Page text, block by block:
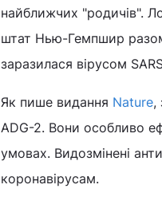
найближчих "родичів".
штат Нью-Гемпшир разом
заразилася вірусом
Як пише видання Nature,
ADG-2. Вони особливо
умовах. Видозмінені
коронавірусам.